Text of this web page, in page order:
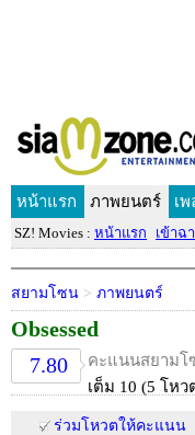
หน้าแรก ภาพยนตร์ เพ
SZ! Movies : หน้าแรก เข้าฉ
สยามโซน > ภาพยนตร์
Obsessed
7.80
คะแนนสยามโ
เต็ม 10 (5 โหว
ร่วมโหวตให้คะแนน